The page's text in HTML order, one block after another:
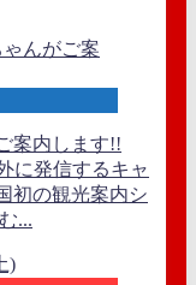
案内します!!
に発信するキャ
初の観光案内シ
...